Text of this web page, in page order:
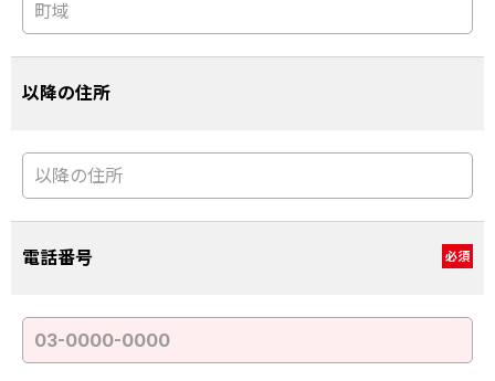
以降の住所
電話番号 必須